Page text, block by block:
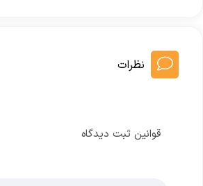
نظرات
قوانین ثبت دیدگاه